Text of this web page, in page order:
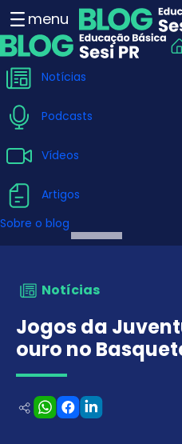
Jogos da
menu
Notícias
Podcasts
Vídeos
Artigos
Sobre o blog
Notícias
Jogos da
ouro no